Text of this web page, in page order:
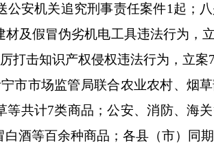
公安机关追究刑事责任案件1起；
材及假冒伪劣机电工具违法行为，
打击知识产权侵权违法行为 ， 立案
市市场监管局联合农业农村、烟
等共计7类商品 ；公安、消防、海
白酒等百余种商品 ； 各县（市） 同